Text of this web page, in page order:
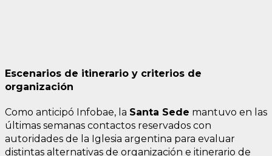
Escenarios de itinerario y criterios de
organización
Como anticipó Infobae, la Santa Sede mantuvo en las
últimas semanas contactos reservados con
autoridades de la Iglesia argentina para evaluar
distintas alternativas de organización e itinerario de